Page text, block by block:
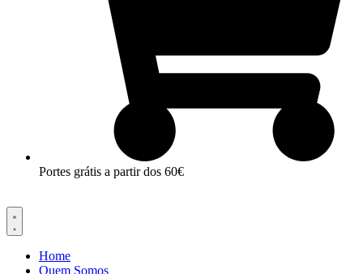
Portes grátis a partir dos 60€
Home
Quem Somos